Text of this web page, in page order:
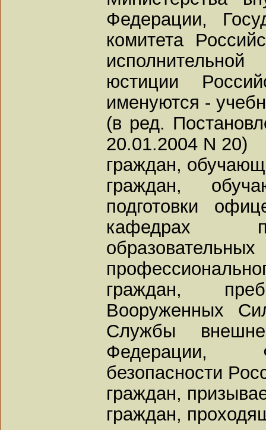
Федерации,
комитета
юстиции
именуются -
(в ред.
20.01.2004 N 20)
граждан,
граждан,
подготовки
кафедрах
граждан,
Вооруженных
Службы
Федерации,
безопасности
граждан,
граждан,